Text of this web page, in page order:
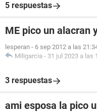
5 respuestas
ME pico un alacran
lesperan - 6 sep 2012 a las
Miligarcia - 31 jul 2023 a las
3 respuestas
ami esposa la pico